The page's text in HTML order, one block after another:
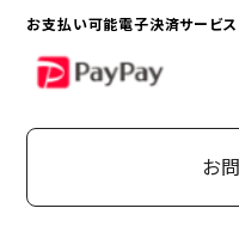
お支払い可能電子決済サービス
PayPay
お